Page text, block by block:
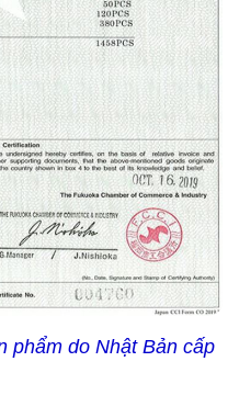
phẩm do Nhật Bản cấp